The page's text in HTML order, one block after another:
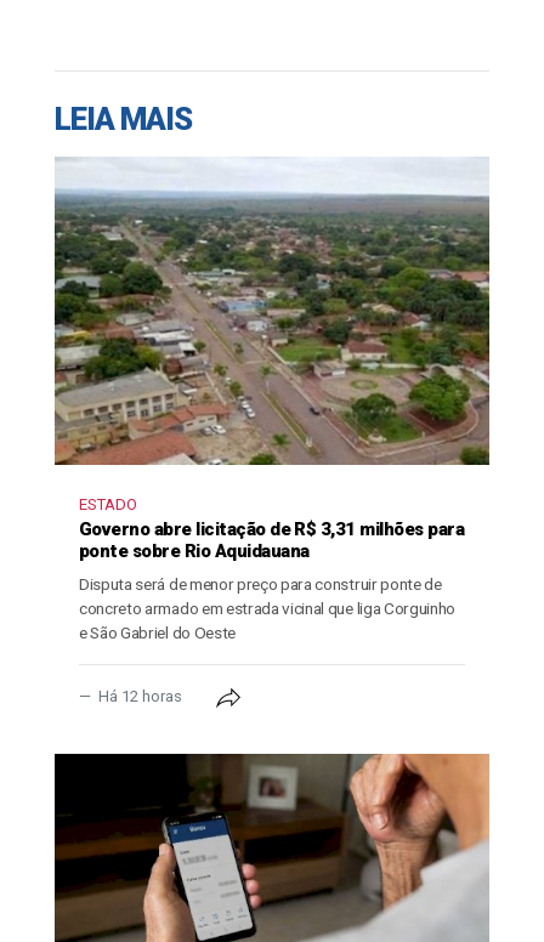
LEIA MAIS
ESTADO
Governo abre licitação de R$ 3,31 milhões para
ponte sobre Rio Aquidauana
Disputa será de menor preço para construir ponte de
concreto armado em estrada vicinal que liga Corguinho
e São Gabriel do Oeste
Há 12 horas